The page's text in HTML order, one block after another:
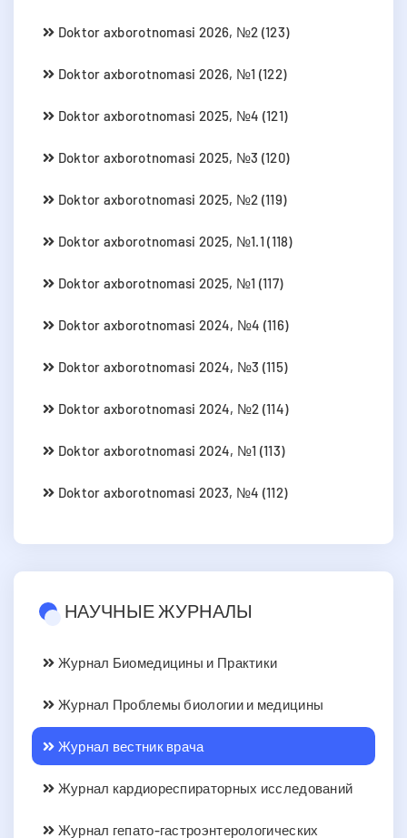
Doktor axborotnomasi 2026, №2 (123)
Doktor axborotnomasi 2026, №1 (122)
Doktor axborotnomasi 2025, №4 (121)
Doktor axborotnomasi 2025, №3 (120)
Doktor axborotnomasi 2025, №2 (119)
Doktor axborotnomasi 2025, №1.1 (118)
Doktor axborotnomasi 2025, №1 (117)
Doktor axborotnomasi 2024, №4 (116)
Doktor axborotnomasi 2024, №3 (115)
Doktor axborotnomasi 2024, №2 (114)
Doktor axborotnomasi 2024, №1 (113)
Doktor axborotnomasi 2023, №4 (112)
НАУЧНЫЕ ЖУРНАЛЫ
Журнал Биомедицины и Практики
Журнал Проблемы биологии и медицины
Журнал вестник врача
Журнал кардиореспираторных исследований
Журнал гепато-гастроэнтерологических